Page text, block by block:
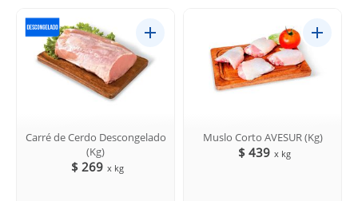
Carré de Cerdo Descongelado
(Kg)
$ 269 x kg
Muslo Corto AVESUR (Kg)
$ 439 x kg